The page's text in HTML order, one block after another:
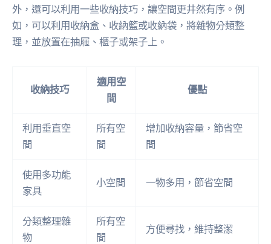
外，還可以利用一些收納技巧，讓空間更井然有序。例
如，可以利用收納盒、收納籃或收納袋，將雜物分類整
理，並放置在抽屜、櫃子或架子上。
收納技巧
適用空
間
優點
利用垂直空
間
所有空
間
增加收納容量，節省空
間
使用多功能
家具
小空間 一物多用，節省空間
分類整理雜
物
所有空
間
方便尋找，維持整潔